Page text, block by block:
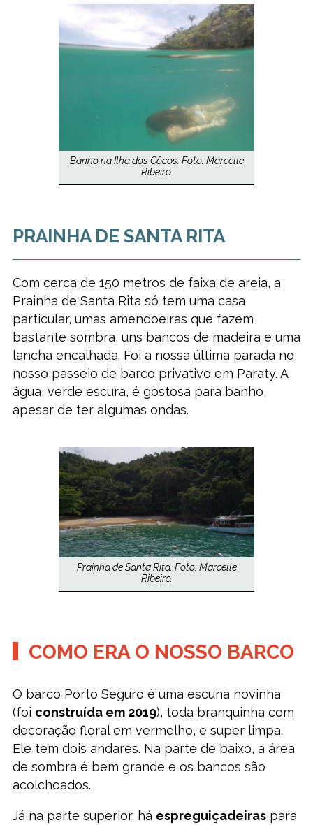
Banho na Ilha dos Côcos. Foto: Marcelle
Ribeiro.
PRAINHA DE SANTA RITA
Com cerca de 150 metros de faixa de areia, a
Prainha de Santa Rita só tem uma casa
particular, umas amendoeiras que fazem
bastante sombra, uns bancos de madeira e uma
lancha encalhada. Foi a nossa última parada no
nosso passeio de barco privativo em Paraty. A
água, verde escura, é gostosa para banho,
apesar de ter algumas ondas.
Prainha de Santa Rita. Foto: Marcelle
Ribeiro.
COMO ERA O NOSSO BARCO
O barco Porto Seguro é uma escuna novinha
(foi construída em 2019), toda branquinha com
decoração floral em vermelho, e super limpa.
Ele tem dois andares. Na parte de baixo, a área
de sombra é bem grande e os bancos são
acolchoados.
Já na parte superior, há espreguiçadeiraspara